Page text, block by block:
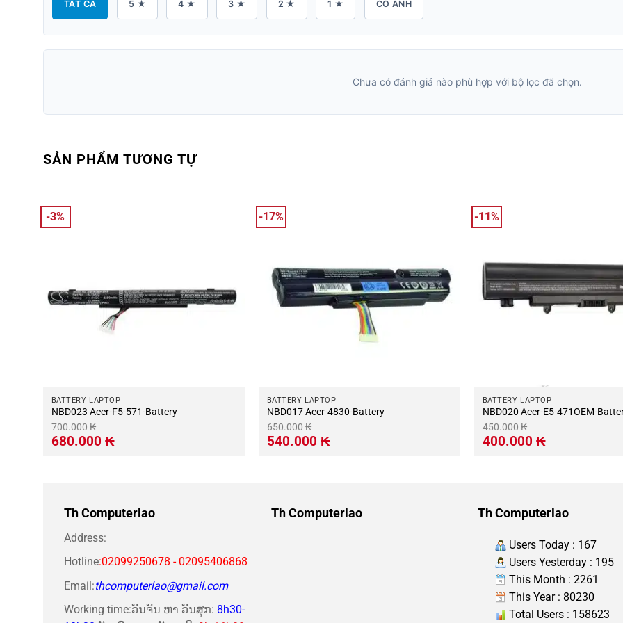
TẤT CẢ 5 ★ 4 ★ 3 ★ 2 ★ 1 ★ CÓ ẢNH
Chưa có đánh giá nào phù hợp với bộ lọc đã chọn.
SẢN PHẨM TƯƠNG TỰ
-3%
BATTERY LAPTOP
NBD023 Acer-F5-571-Battery
700.000₭
Giá
gốc
680.000 ₭Giá
hiện
-17%
BATTERY LAPTOP
NBD017 Acer-4830-Battery
650.000₭
Giá
gốc
540.000 ₭Giá
hiện
-11%
BATTERY LAPTOP
NBD020 Acer-E5-471OEM-
450.000₭
Giá
gốc
400.000 ₭Giá
hiện
Th Computerlao
Address:
Hotline:02099250678 - 02095406868
Email:thcomputerlao@gmail.com
Working time:ວັນຈັນ ຫາ ວັນສຸກ: 8h30-
Th Computerlao Th Computerlao
Users Today : 167
Users Yesterday : 195
This Month : 2261
This Year : 80230
Total Users : 158623